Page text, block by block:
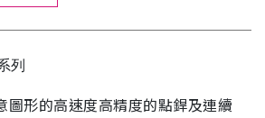
列
圖形的高速度高精度的點銲及連續